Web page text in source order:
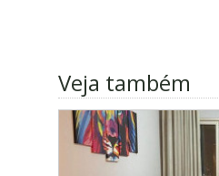
Veja também